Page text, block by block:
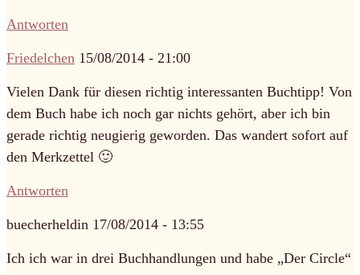
Antworten
Friedelchen 15/08/2014 - 21:00
Vielen Dank für diesen richtig interessanten Buchtipp! Von
dem Buch habe ich noch gar nichts gehört, aber ich bin
gerade richtig neugierig geworden. Das wandert sofort auf
den Merkzettel 🙂
Antworten
buecherheldin 17/08/2014 - 13:55
Ich ich war in drei Buchhandlungen und habe „Der Circle“